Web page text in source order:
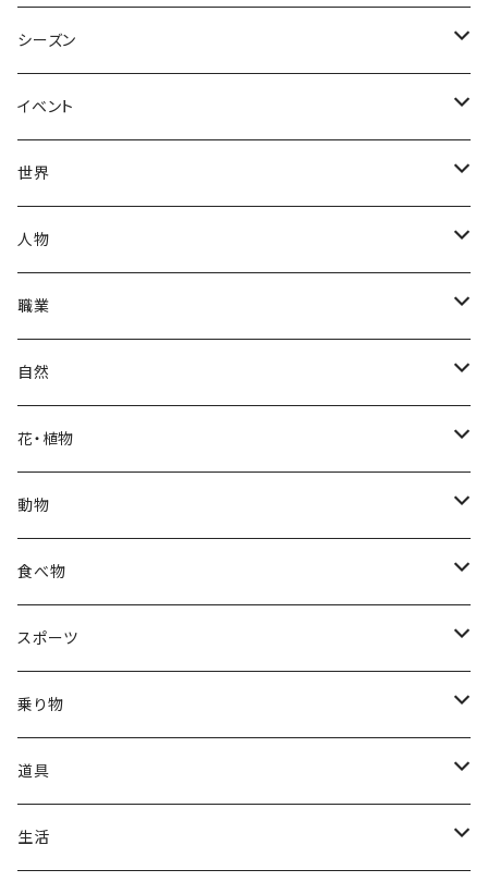
シーズン
春
夏
秋
冬
イベント
出産・育児
母の日
中秋節
クリスマス
福袋
ブラックフライデー
ハロウィン
正月
端午の節句
結婚式
父の日
世界
ハワイアン
パリ
ロシアン
アフリカン
日本
ヨーロッパ
トライバル
中国
北欧
人物
赤ちゃん
女性
男性
子供
サンタクロース
七福神
金太郎
天使
シニア
職業
医者
自然
海
雲
星
雫
貝殻
山
木
花・植物
カーネーション
梅
桜
プルメリア
野バラ
牡丹
動物
ネコ
ウマ
サイ
チンパンジー
トリ
食べ物
スイーツ
かき氷
アイス
フルーツ
スイカ
イチゴ
和食
お雑煮
野菜
スポーツ
相撲
乗り物
車
道具
ファッション
生活